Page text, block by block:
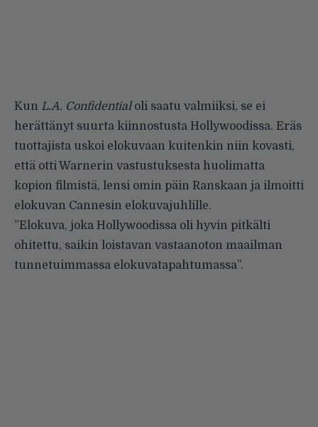
Kun L.A. Confidentialoli saatu valmiiksi, se ei
herättänyt suurta kiinnostusta Hollywoodissa. Eräs
tuottajista uskoi elokuvaan kuitenkin niin kovasti,
että otti Warnerin vastustuksesta huolimatta
kopion filmistä, lensi omin päin Ranskaan ja ilmoitti
elokuvan Cannesin elokuvajuhlille.
”Elokuva, joka Hollywoodissa oli hyvin pitkälti
ohitettu, saikin loistavan vastaanoton maailman
tunnetuimmassa elokuvatapahtumassa”.